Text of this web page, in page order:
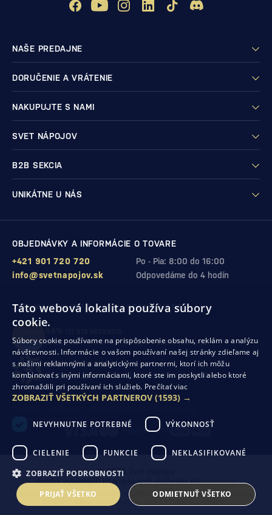
NAŠE PREDAJNE
DORUČENIE A VRÁTENIE
NAKUPUJTE S NAMI
SVET NÁPOJOV
B2B SEKCIA
UNIKÁTNE U NÁS
OBJEDNÁVKY A INFORMÁCIE O TOVARE
Po - Pia: 8:00 do 16:00
+421 901 720 720
Odpovedáme do 4 hodín
info@svetnapojov.sk
ZÁRUKA KVALITY A VAŠEJ SPOKOJNOSTI
zákazníkov odporúča nákup v našom obchode
SHOP ROKU 2024
10. rok po sebesme získali ocenenie od Heureka
Odstúpenie od zmluvy
© 2026 Svet nápojov
Tvorba výkonných internetových obchodov odRIESENIA
Táto stránka je chránená pomocou reCAPTCHA a uplatňujú saPravidlá ochrany
spoločnosti Google a ich
Táto webová lokalita používa súbory
cookie.
Súbory cookie používame na prispôsobenie obsahu, reklám a analýzu
návštevnosti. Informácie o vašom používaní našej stránky zdieľame aj
s našimi reklamnými a analytickými partnermi, ktorí ich môžu
kombinovať s inými informáciami, ktoré ste im poskytli alebo ktoré
zhromaždili pri používaní ich služieb. Prečítať viac
ZOBRAZIŤ VŠETKÝCH PARTNEROV (1593) →
NEVYHNUTNE POTREBNÉ VÝKONNOSŤ
CIELENIE FUNKCIE NEKLASIFIKOVANÉ
ZOBRAZIŤ PODROBNOSTI
PRIJAŤ VŠETKO
ODMIETNUŤ VŠETKO